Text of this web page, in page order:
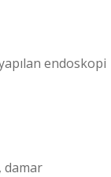
endoskopi
damar